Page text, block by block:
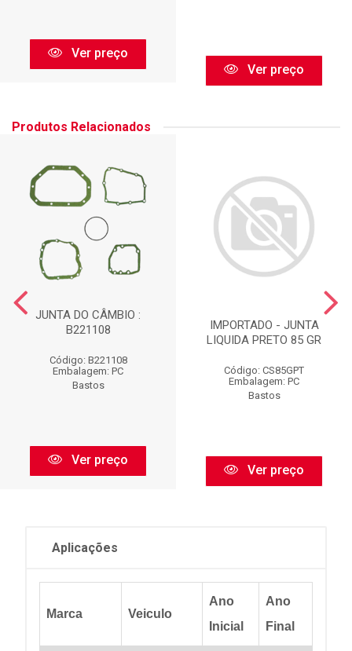
Ver preço
Ver preço
Produtos Relacionados
JUNTA DO CÂMBIO :
B221108
Código: B221108
Embalagem: PC
Bastos
Ver preço
IMPORTADO - JUNTA
LIQUIDA PRETO 85 GR
Código: CS85GPT
Embalagem: PC
Bastos
Ver preço
Aplicações
Marca Veiculo
Ano
Inicial
Ano
Final